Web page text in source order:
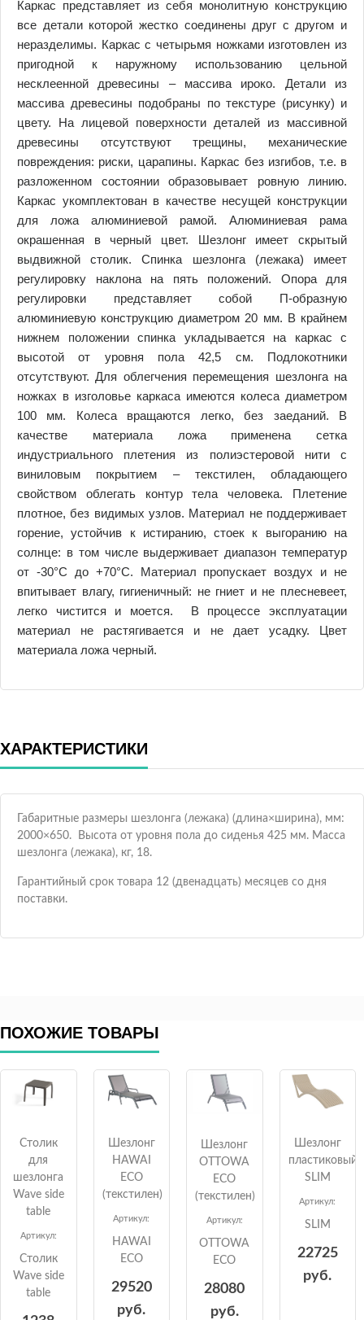
Каркас представляет из себя монолитную конструкцию
все детали которой жестко соединены друг с другом и
неразделимы. Каркас с четырьмя ножками изготовлен из
пригодной к наружному использованию цельной
несклеенной древесины – массива ироко. Детали из
массива древесины подобраны по текстуре (рисунку) и
цвету. На лицевой поверхности деталей из массивной
древесины отсутствуют трещины, механические
повреждения: риски, царапины. Каркас без изгибов, т.е. в
разложенном состоянии образовывает ровную линию.
Каркас укомплектован в качестве несущей конструкции
для ложа алюминиевой рамой. Алюминиевая рама
окрашенная в черный цвет. Шезлонг имеет скрытый
выдвижной столик. Спинка шезлонга (лежака) имеет
регулировку наклона на пять положений. Опора для
регулировки представляет собой П-образную
алюминиевую конструкцию диаметром 20 мм. В крайнем
нижнем положении спинка укладывается на каркас с
высотой от уровня пола 42,5 см. Подлокотники
отсутствуют. Для облегчения перемещения шезлонга на
ножках в изголовье каркаса имеются колеса диаметром
100 мм. Колеса вращаются легко, без заеданий. В
качестве материала ложа применена сетка
индустриального плетения из полиэстеровой нити с
виниловым покрытием – текстилен, обладающего
свойством облегать контур тела человека. Плетение
плотное, без видимых узлов. Материал не поддерживает
горение, устойчив к истиранию, стоек к выгоранию на
солнце: в том числе выдерживает диапазон температур
от -30°C до +70°C. Материал пропускает воздух и не
впитывает влагу, гигиеничный: не гниет и не плесневеет,
легко чистится и моется. В процессе эксплуатации
материал не растягивается и не дает усадку. Цвет
материала ложа черный.
ХАРАКТЕРИСТИКИ
Габаритные размеры шезлонга (лежака) (длина×ширина), мм:
2000×650. Высота от уровня пола до сиденья 425 мм. Масса
шезлонга (лежака), кг, 18.
Гарантийный срок товара 12 (двенадцать) месяцев со дня
поставки.
ПОХОЖИЕ ТОВАРЫ
Столик
для
шезлонга
Wave side
table
Артикул:
Столик
Wave side
table
Шезлонг
HAWAI
ECO
(текстилен)
Артикул:
HAWAI
ECO
29520
руб.
Шезлонг
OTTOWA
ECO
(текстилен)
Артикул:
OTTOWA
ECO
28080
руб.
Шезлонг
пластиковый
SLIM
Артикул:
SLIM
22725
руб.